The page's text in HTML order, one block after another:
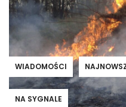
WIADOMOŚCI
NA SYGNALE